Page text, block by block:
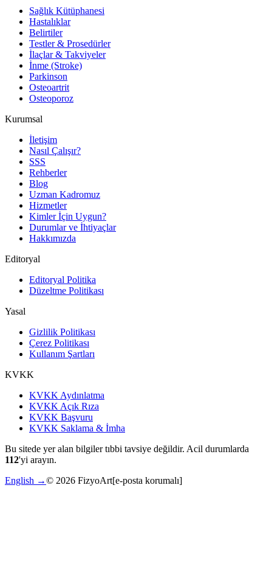
Sağlık Kütüphanesi
Hastalıklar
Belirtiler
Testler & Prosedürler
İlaçlar & Takviyeler
İnme (Stroke)
Parkinson
Osteoartrit
Osteoporoz
Kurumsal
İletişim
Nasıl Çalışır?
SSS
Rehberler
Blog
Uzman Kadromuz
Hizmetler
Kimler İçin Uygun?
Durumlar ve İhtiyaçlar
Hakkımızda
Editoryal
Editoryal Politika
Düzeltme Politikası
Yasal
Gizlilik Politikası
Çerez Politikası
Kullanım Şartları
KVKK
KVKK Aydınlatma
KVKK Açık Rıza
KVKK Başvuru
KVKK Saklama & İmha
Bu sitede yer alan bilgiler tıbbi tavsiye değildir. Acil durumlarda
112'yi arayın.
English →© 2026 FizyoArt[e-posta korumalı]